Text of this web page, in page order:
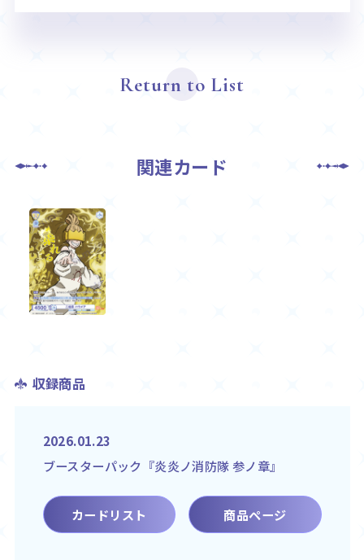
Return to List
関連カード
収録商品
2026.01.23
ブースターパック『炎炎ノ消防隊 参ノ章』
カードリスト 商品ページ